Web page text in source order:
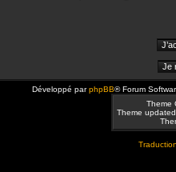
Développé parphpBB® Forum
Theme
Theme